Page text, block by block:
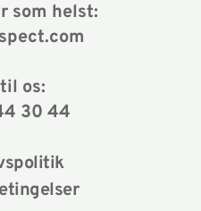
som helst:
os:
30 44